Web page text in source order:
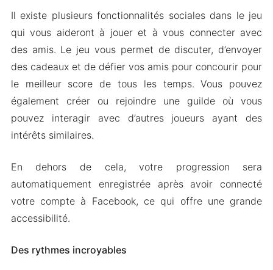
Il existe plusieurs fonctionnalités sociales dans le jeu
qui vous aideront à jouer et à vous connecter avec
des amis. Le jeu vous permet de discuter, d’envoyer
des cadeaux et de défier vos amis pour concourir pour
le meilleur score de tous les temps. Vous pouvez
également créer ou rejoindre une guilde où vous
pouvez interagir avec d’autres joueurs ayant des
intérêts similaires.
En dehors de cela, votre progression sera
automatiquement enregistrée après avoir connecté
votre compte à Facebook, ce qui offre une grande
accessibilité.
Des rythmes incroyables